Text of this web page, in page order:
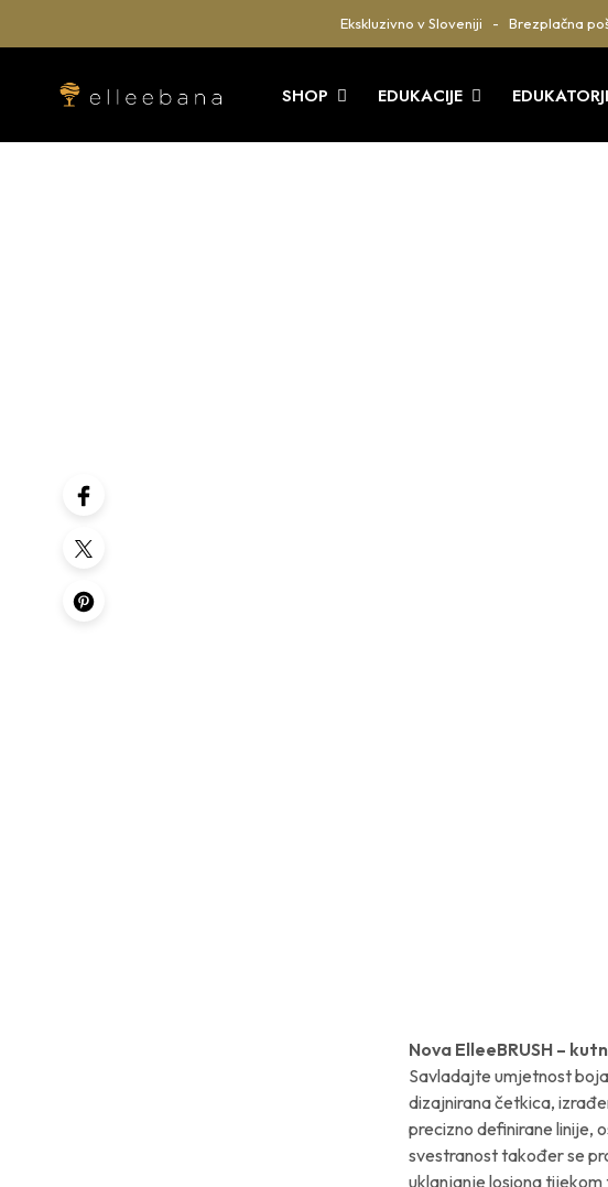
Ekskluzivno v Sloveniji - Brezplačna
SHOP EDUKACIJE EDUKATORJI
Nova ElleeBRUSH –
Savladajte umjetnost
dizajnirana četkica,
precizno definirane linije,
svestranost također se
uklanjanje losiona